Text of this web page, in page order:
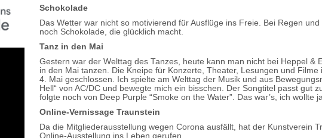
Schokolade
Das Wetter war nicht so motivierend für Ausflüge ins Freie. Bei Regen
noch Schokolade, die glücklich macht.
Tanz in den Mai
Gestern war der Welttag des Tanzes, heute kann man nicht bei Heppel &
in den Mai tanzen. Die Kneipe für Konzerte, Theater, Lesungen und Filme
4. Mai geschlossen. Ich spielte am Welttag der Musik und aus
Hell“ von AC/DC und bewegte mich ein bisschen. Der Songtitel passt gut
folgte noch von Deep Purple “Smoke on the Water”. Das war’s, ich wollte
Online-Vernissage Traunstein
Da die Mitgliederausstellung wegen Corona ausfällt, hat der Kunstverein
Online-Ausstellung ins Leben gerufen.